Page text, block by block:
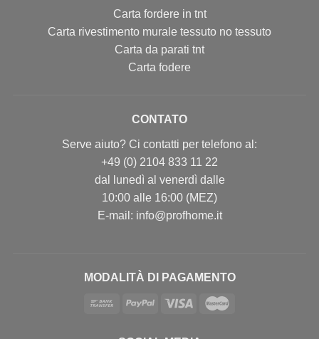
Carta fordere in tnt
Carta rivestimento murale tessuto no tessuto
Carta da parati tnt
Carta fodere
CONTATO
Serve aiuto? Ci contatti per telefono al:
+49 (0) 2104 833 11 22
dal lunedì al venerdì dalle
10:00 alle 16:00 (MEZ)
E-mail: info@profhome.it
MODALITÀ DI PAGAMENTO